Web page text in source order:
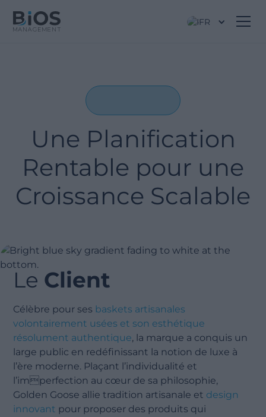
FR
Une Planification
Rentable pour une
Croissance Scalable
Le Client
Célèbre pour ses baskets artisanales
volontairement usées et son esthétique
résolument authentique, la marque a conquis un
large public en redéfinissant la notion de luxe à
l’ère moderne. Plaçant l’individualité et
l’imperfection au cœur de sa philosophie,
Golden Goose allie tradition artisanale et design
innovant pour proposer des produits qui